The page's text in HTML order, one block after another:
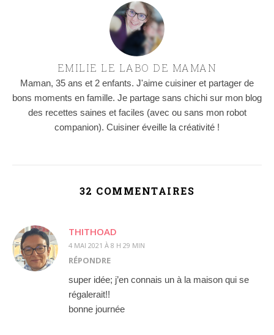
EMILIE LE LABO DE MAMAN
Maman, 35 ans et 2 enfants. J'aime cuisiner et partager de
bons moments en famille. Je partage sans chichi sur mon blog
des recettes saines et faciles (avec ou sans mon robot
companion). Cuisiner éveille la créativité !
32 COMMENTAIRES
THITHOAD
4 MAI 2021 À 8 H 29 MIN
RÉPONDRE
super idée; j’en connais un à la maison qui se
régalerait!!
bonne journée